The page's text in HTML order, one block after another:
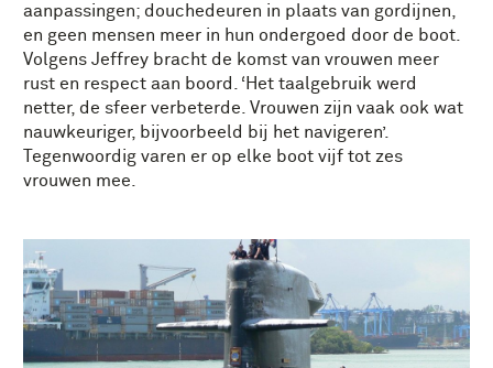
aanpassingen; douchedeuren in plaats van gordijnen,
en geen mensen meer in hun ondergoed door de boot.
Volgens Jeffrey bracht de komst van vrouwen meer
rust en respect aan boord. ‘Het taalgebruik werd
netter, de sfeer verbeterde. Vrouwen zijn vaak ook wat
nauwkeuriger, bijvoorbeeld bij het navigeren’.
Tegenwoordig varen er op elke boot vijf tot zes
vrouwen mee.